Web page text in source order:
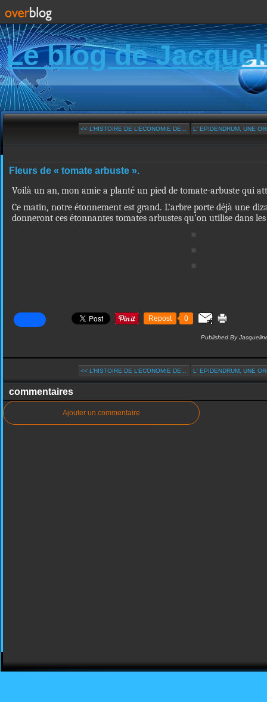
Le blog de
<< L’HISTOIRE DE L’ECONOMIE DE... L' EPIDENDRUM, UNE
Fleurs de « tomate arbuste ».
Voilà un an, mon amie a planté un pied de tomate-arbuste qui
Ce matin, notre étonnement est grand. L’arbre porte déjà une
donneront ces étonnantes tomates arbustes qu’on utilise dans
Repost 0
Published By
<< L’HISTOIRE DE L’ECONOMIE DE... L' EPIDENDRUM, UNE
commentaires
Ajouter un commentaire